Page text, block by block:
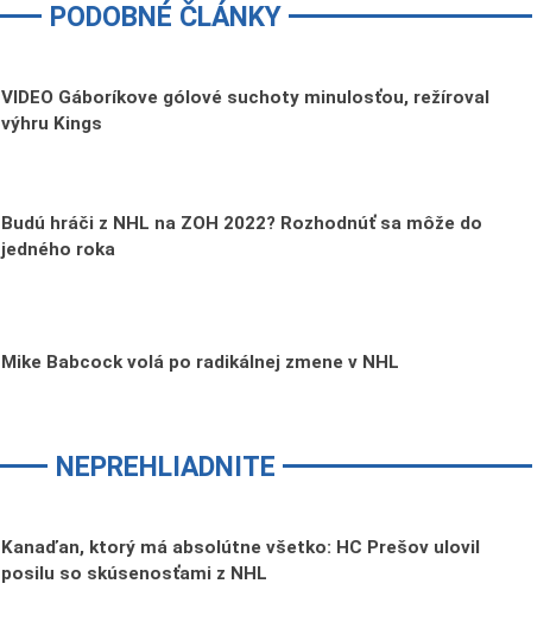
PODOBNÉ ČLÁNKY
VIDEO Gáboríkove gólové suchoty minulosťou, režíroval
výhru Kings
Budú hráči z NHL na ZOH 2022? Rozhodnúť sa môže do
jedného roka
Mike Babcock volá po radikálnej zmene v NHL
NEPREHLIADNITE
Kanaďan, ktorý má absolútne všetko: HC Prešov ulovil
posilu so skúsenosťami z NHL